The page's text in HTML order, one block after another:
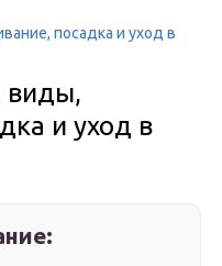
посадка и уход в
виды,
и уход в